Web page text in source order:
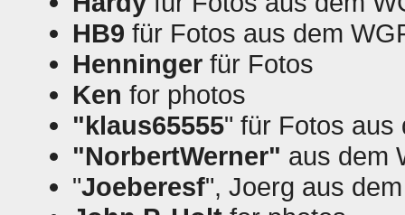
HB9 für Fotos aus dem
Henninger für Fotos
Ken for photos
"klaus65555" für Fotos aus
"NorbertWerner" aus dem
"Joeberesf", Joerg aus